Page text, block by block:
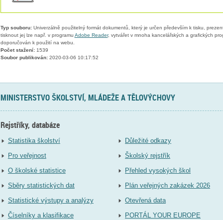
Typ souboru:Univerzálně použitelný formát dokumentů, který je určen především k tisku,
tisknout jej lze např. v programu Adobe Reader, vytvářet v mnoha kancelářských a grafických
doporučován k použití na webu.
Počet stažení:1539
Soubor publikován:2020-03-06 10:17:52
MINISTERSTVO ŠKOLSTVÍ, MLÁDEŽE A TĚLOVÝCHOVY
Rejstříky, databáze
Statistika školství
Pro veřejnost
O školské statistice
Sběry statistických dat
Statistické výstupy a analýzy
Číselníky a klasifikace
Důležité odkazy
Školský rejstřík
Přehled vysokých škol
Plán veřejných zakázek 2026
Otevřená data
PORTÁL YOUR EUROPE